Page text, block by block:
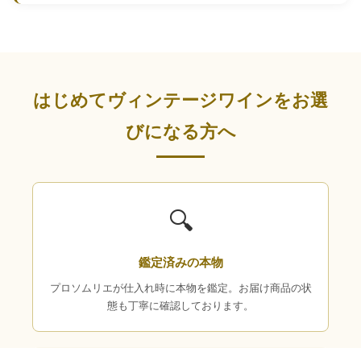
はじめてヴィンテージワインをお選
びになる方へ
🔍
鑑定済みの本物
プロソムリエが仕入れ時に本物を鑑定。お届け商品の状
態も丁寧に確認しております。